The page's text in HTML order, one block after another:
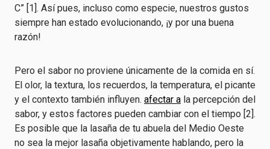
C” [1]. Así pues, incluso como especie, nuestros gustos
siempre han estado evolucionando, ¡y por una buena
razón!
Pero el sabor no proviene únicamente de la comida en sí.
El olor, la textura, los recuerdos, la temperatura, el picante
y el contexto también influyen. afectar a la percepción del
sabor, y estos factores pueden cambiar con el tiempo [2].
Es posible que la lasaña de tu abuela del Medio Oeste
no sea la mejor lasaña objetivamente hablando, pero la